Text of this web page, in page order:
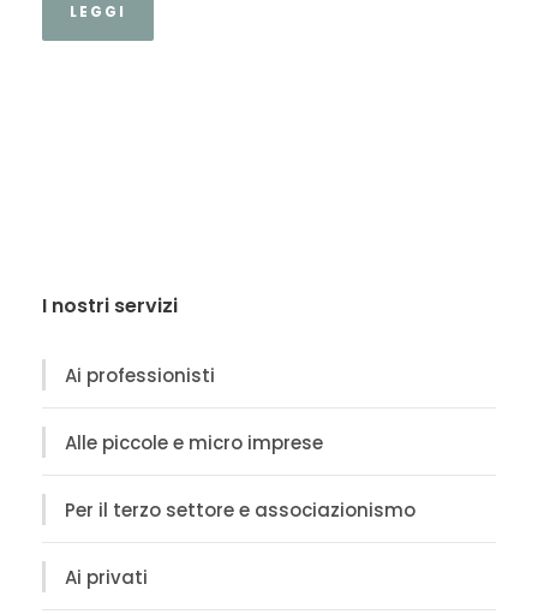
LEGGI
I nostri servizi
Ai professionisti
Alle piccole e micro imprese
Per il terzo settore e associazionismo
Ai privati